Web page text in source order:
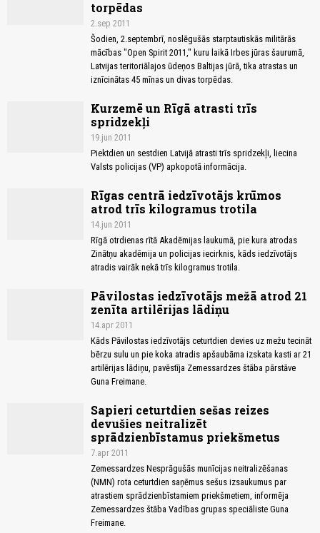
torpēdas
2.sep 2011
Šodien, 2.septembrī, noslēgušās starptautiskās militārās
mācības "Open Spirit 2011," kuru laikā Irbes jūras šaurumā,
Latvijas teritoriālajos ūdeņos Baltijas jūrā, tika atrastas un
iznīcinātas 45 mīnas un divas torpēdas.
Kurzemē un Rīgā atrasti trīs
spridzekļi
19.jun 2011
Piektdien un sestdien Latvijā atrasti trīs spridzekļi, liecina
Valsts policijas (VP) apkopotā informācija.
Rīgas centrā iedzīvotājs krūmos
atrod trīs kilogramus trotila
14.jun 2011
Rīgā otrdienas rītā Akadēmijas laukumā, pie kura atrodas
Zinātņu akadēmija un policijas iecirknis, kāds iedzīvotājs
atradis vairāk nekā trīs kilogramus trotila.
Pāvilostas iedzīvotājs mežā atrod 21
zenīta artilērijas lādiņu
14.apr 2011
Kāds Pāvilostas iedzīvotājs ceturtdien devies uz mežu tecināt
bērzu sulu un pie koka atradis apšaubāma izskata kasti ar 21
artilērijas lādiņu, pavēstīja Zemessardzes štāba pārstāve
Guna Freimane.
Sapieri ceturtdien sešas reizes
devušies neitralizēt
sprādzienbīstamus priekšmetus
7.apr 2011
Zemessardzes Nesprāgušās munīcijas neitralizēšanas
(NMN) rota ceturtdien saņēmus sešus izsaukumus par
atrastiem sprādzienbīstamiem priekšmetiem, informēja
Zemessardzes štāba Vadības grupas speciāliste Guna
Freimane.